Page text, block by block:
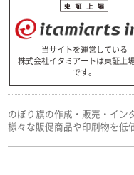
当サイトを運営している
株式会社イタミアートは東証上
です。
のぼり旗の作成・販売・イン
様々な販促商品や印刷物を低